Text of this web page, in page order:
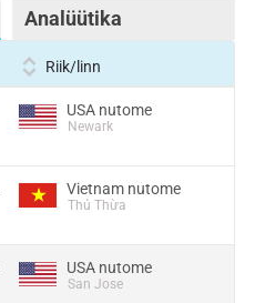
Analüütika
Riik/linn
USA nutome
Newark
Vietnam nutome
Thủ Thừa
USA nutome
San Jose